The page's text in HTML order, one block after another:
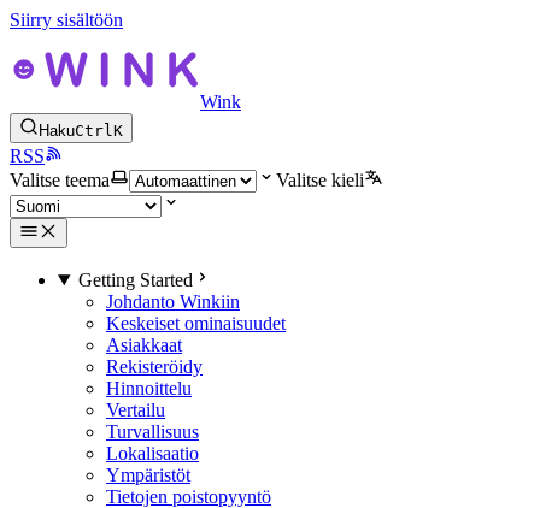
Siirry sisältöön
Wink
HakuCtrlK
RSS
Valitse teema
Valitse kieli
Getting Started
Johdanto Winkiin
Keskeiset ominaisuudet
Asiakkaat
Rekisteröidy
Hinnoittelu
Vertailu
Turvallisuus
Lokalisaatio
Ympäristöt
Tietojen poistopyyntö